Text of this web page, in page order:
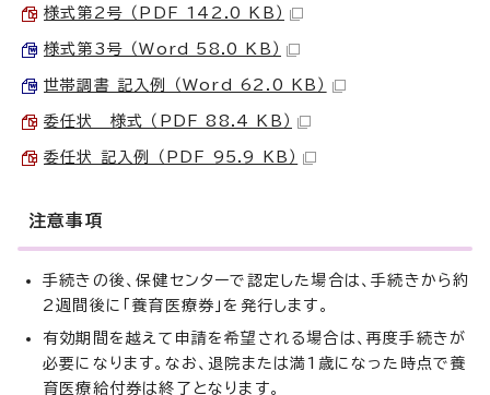
様式第2号 （PDF 142.0 KB）
様式第3号 （Word 58.0 KB）
世帯調書 記入例 （Word 62.0 KB）
委任状＿様式 （PDF 88.4 KB）
委任状 記入例 （PDF 95.9 KB）
注意事項
手続きの後、保健センターで認定した場合は、手続きから約
2週間後に「養育医療券」を発行します。
有効期間を越えて申請を希望される場合は、再度手続きが
必要になります。なお、退院または満1歳になった時点で養
育医療給付券は終了となります。